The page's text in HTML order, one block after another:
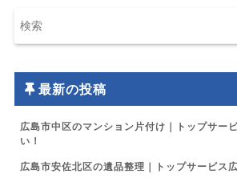
最新の投稿
広島市中区のマンション片付け｜トップサー
い！
広島市安佐北区の遺品整理｜トップサービス